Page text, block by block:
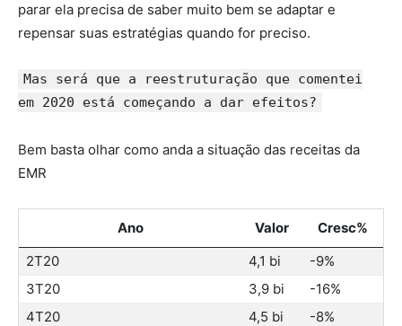
parar ela precisa de saber muito bem se adaptar e
repensar suas estratégias quando for preciso.
Mas será que a reestruturação que comentei
em 2020 está começando a dar efeitos?
Bem basta olhar como anda a situação das receitas da
EMR
Ano Valor
Cresc%
2T20
4,1 bi
-9%
3T20
3,9 bi
-16%
4T20
4,5 bi
-8%